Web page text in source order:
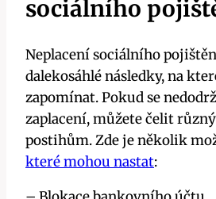
sociálního
Neplacení sociálního
dalekosáhlé následky, na
zapomínat. Pokud se
zaplacení, můžete čelit
postihům. Zde je několik
které mohou nastat: